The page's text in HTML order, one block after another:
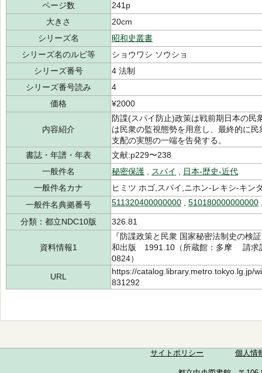
ページ数
241p
大きさ
20cm
シリーズ名
昭和史叢書
シリーズ名のルビ等
ショウワシ ソウショ
シリーズ番号
4 法制
シリーズ番号読み
4
価格
¥2000
内容紹介
防諜(スパイ防止)政策は戦前期日本の民
は民衆の監視態勢を用意し、最終的に
支配の実態の一端を告発する。
書誌・年譜・年表
文献:p229〜238
一般件名
秘密保護 スパイ
日本-歴史-近代
一般件名カナ
ヒミツ ホゴ,スパイ,ニホン-レキシ-キン
一般件名典拠番号
511320400000000 510180000000000
分類：都立NDC10版 326.81
資料情報1
『防諜政策と民衆 国家秘密法制史の
和出版 1991.10（所蔵館：多摩 請求
0824）
URL
https://catalog.library.metro.tokyo.lg.jp/
831292
サイトポリシー 個人情